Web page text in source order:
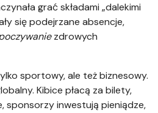
grać składami „dalekimi
się podejrzane absencje,
zdrowych
sportowy, ale też biznesowy.
Kibice płacą za bilety,
sponsorzy inwestują pieniądze,